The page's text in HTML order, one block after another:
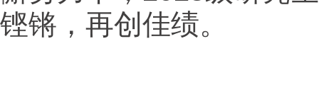
铿锵，再创佳绩。